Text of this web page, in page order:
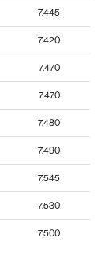
7.445
7.420
7.470
7.470
7.480
7.490
7.545
7.530
7.500